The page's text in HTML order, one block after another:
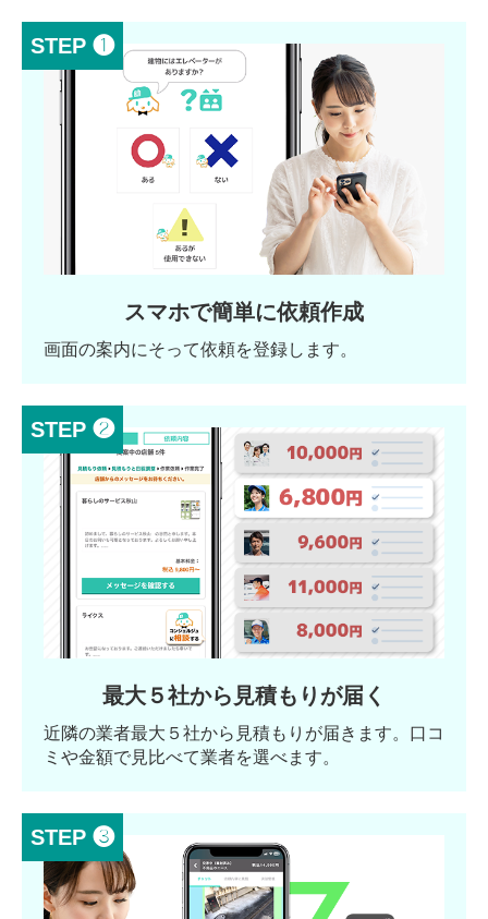
STEP ❶
スマホで簡単に依頼作成
画面の案内にそって依頼を登録します。
STEP ❷
最大５社から見積もりが届く
近隣の業者最大５社から見積もりが届きます。口コ
ミや金額で見比べて業者を選べます。
STEP ❸